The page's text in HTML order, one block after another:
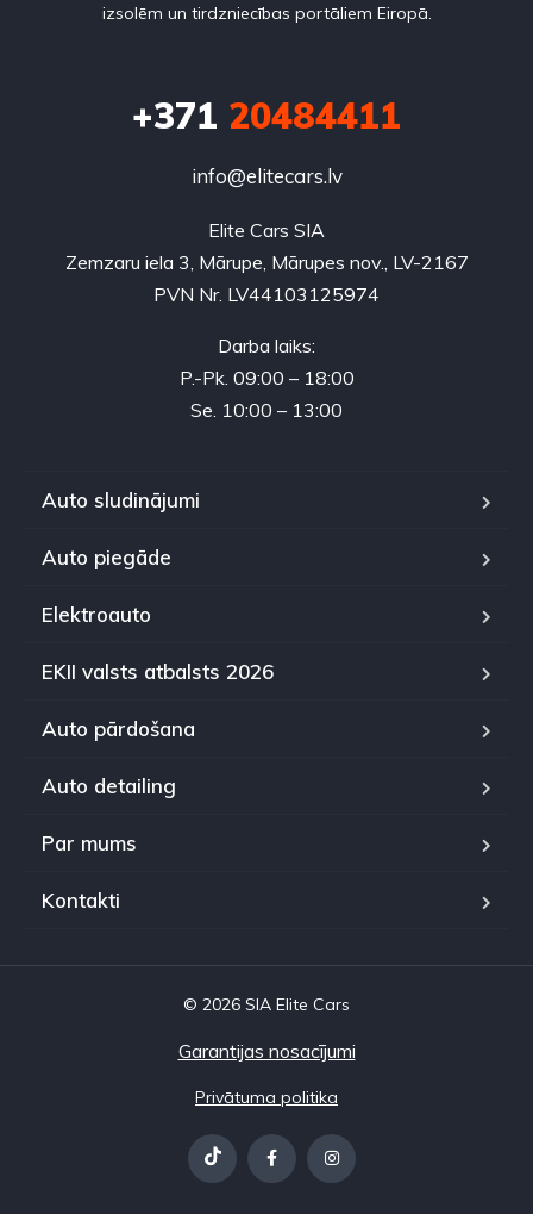
izsolēm un tirdzniecības portāliem Eiropā.
+371 20484411
info@elitecars.lv
Elite Cars SIA
Zemzaru iela 3, Mārupe, Mārupes nov., LV-2167
PVN Nr. LV44103125974
Darba laiks:
P.-Pk. 09:00 – 18:00
Se. 10:00 – 13:00
Auto sludinājumi
Auto piegāde
Elektroauto
EKII valsts atbalsts 2026
Auto pārdošana
Auto detailing
Par mums
Kontakti
© 2026 SIA Elite Cars
Garantijas nosacījumi
Privātuma politika